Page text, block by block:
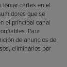
cartas en el
que se
el principal canal
Para
de anuncios de
eliminarlos por